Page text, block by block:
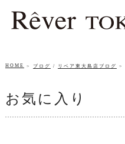
HOME ブログ / リベア東大島店ブログ
お気に入り